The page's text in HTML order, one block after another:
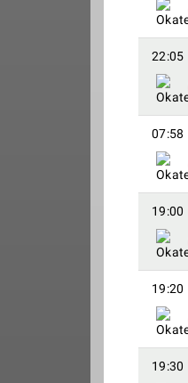
22:05
07:58
19:00
19:20
19:30